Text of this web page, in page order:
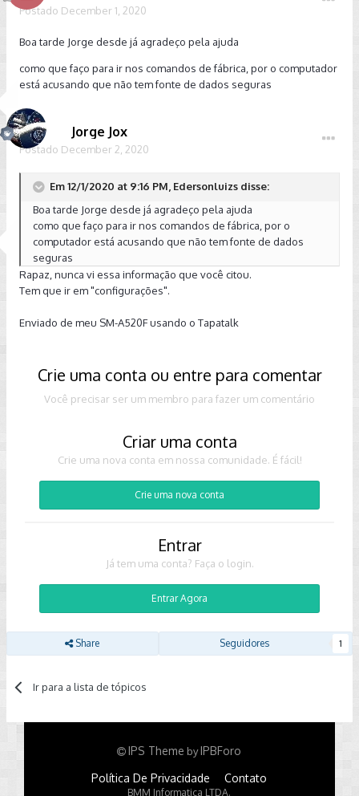
Postado December 1, 2020
Boa tarde Jorge desde já agradeço pela ajuda
como que faço para ir nos comandos de fábrica, por o computador
está acusando que não tem fonte de dados seguras
Jorge Jox
Postado December 2, 2020
Em 12/1/2020 at 9:16 PM, Edersonluizs disse:
Boa tarde Jorge desde já agradeço pela ajuda
como que faço para ir nos comandos de fábrica, por o
computador está acusando que não tem fonte de dados
seguras
Rapaz, nunca vi essa informação que você citou.
Tem que ir em "configurações".
Enviado de meu SM-A520F usando o Tapatalk
Crie uma conta ou entre para comentar
Você precisar ser um membro para fazer um comentário
Criar uma conta
Crie uma nova conta em nossa comunidade. É fácil!
Crie uma nova conta
Entrar
Já tem uma conta? Faça o login.
Entrar Agora
Share Seguidores 1
Ir para a lista de tópicos
IPS Theme byIPBForo
Política De Privacidade Contato
BMM Informatica LTDA.